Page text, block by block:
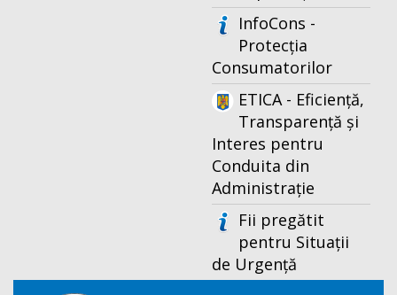
InfoCons -
Protecția
Consumatorilor
ETICA - Eficiență,
Transparență și
Interes pentru
Conduita din
Administrație
Fii pregătit
pentru Situații
de Urgență